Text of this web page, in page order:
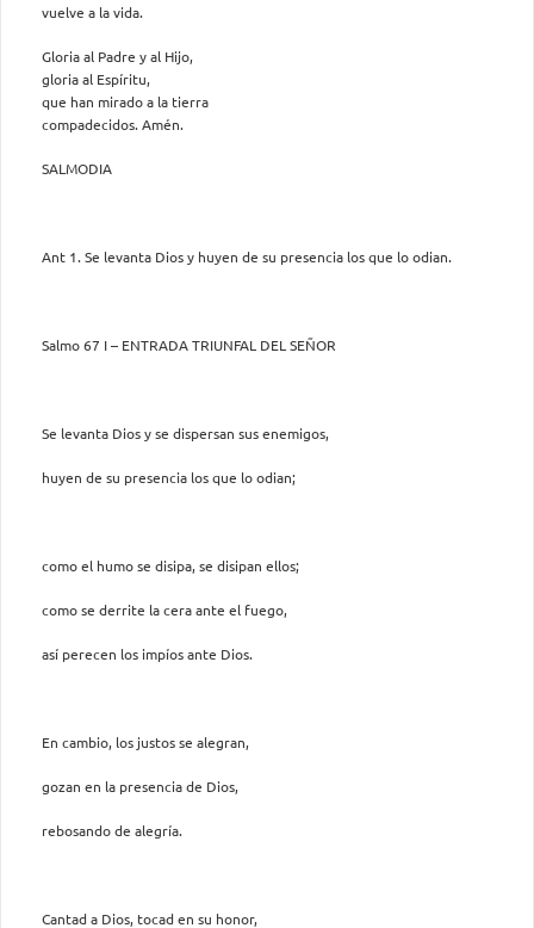
vuelve a la vida.
Gloria al Padre y al Hijo,
gloria al Espíritu,
que han mirado a la tierra
compadecidos. Amén.
SALMODIA
Ant 1. Se levanta Dios y huyen de su presencia los que lo odian.
Salmo 67 I – ENTRADA TRIUNFAL DEL SEÑOR
Se levanta Dios y se dispersan sus enemigos,
huyen de su presencia los que lo odian;
como el humo se disipa, se disipan ellos;
como se derrite la cera ante el fuego,
así perecen los impíos ante Dios.
En cambio, los justos se alegran,
gozan en la presencia de Dios,
rebosando de alegría.
Cantad a Dios, tocad en su honor,